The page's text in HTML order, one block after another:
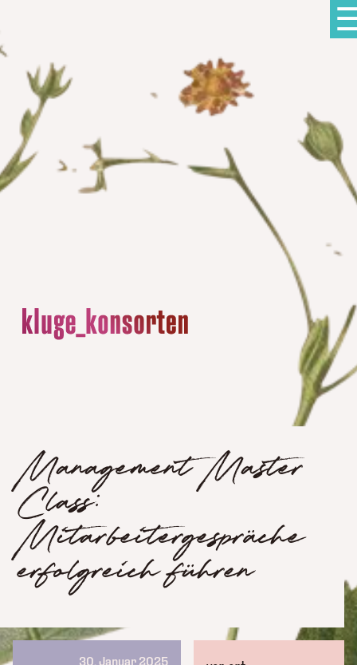
Management Master
Class:
Mitarbeitergespräche
erfolgreich führen
30. Januar 2025